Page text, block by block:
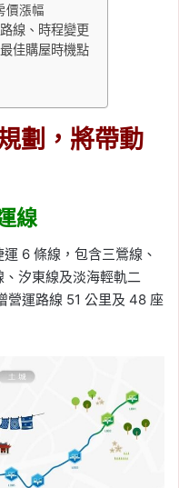
價漲幅
線、時程變更
佳購屋時機點
劃，將帶動
線
6 條線，包含三鶯線、
汐東線及淡海輕軌二
營運路線 51 公里及 48 座